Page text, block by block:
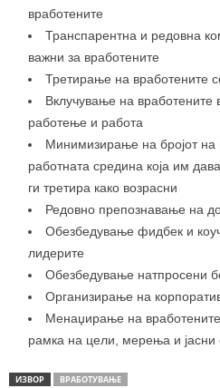
вработените
Транспарентна и редовна
важни за вработените
Третирање на вработените
Вклучување на вработените
работење и работа
Минимизирање на бројот на
работната средина која им
ги третира како возрасни
Редовно препознавање на
Обезбедување фидбек и
лидерите
Обезбедување натпросени
Организирање на
Менаџирање на
рамка на цели, мерења и јасни
ИЗВОР
ВРАБОТУВАЊЕ